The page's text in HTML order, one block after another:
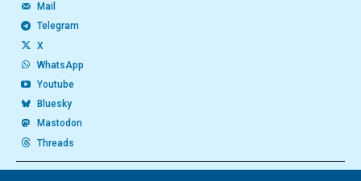
Mail
Telegram
X
WhatsApp
Youtube
Bluesky
Mastodon
Threads